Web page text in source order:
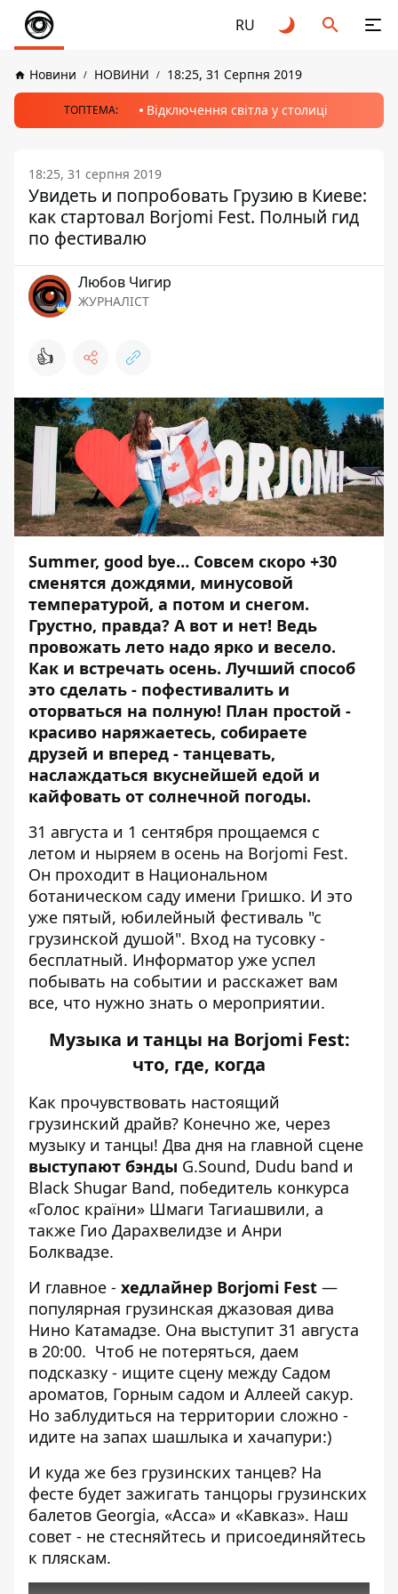
RU
Новини НОВИНИ 18:25, 31 Серпня 2019
ТОПТЕМА: Відключення світла у столиці
18:25, 31 серпня 2019
Увидеть и попробовать Грузию в Киеве:
как стартовал Borjomi Fest. Полный гид
по фестивалю
Любов Чигир
ЖУРНАЛІСТ
👍
Summer, good bye… Совсем скоро +30
сменятся дождями, минусовой
температурой, а потом и снегом.
Грустно, правда? А вот и нет! Ведь
провожать лето надо ярко и весело.
Как и встречать осень. Лучший способ
это сделать - пофестивалить и
оторваться на полную! План простой -
красиво наряжаетесь, собираете
друзей и вперед - танцевать,
наслаждаться вкуснейшей едой и
кайфовать от солнечной погоды.
31 августа и 1 сентября прощаемся с
летом и ныряем в осень на Borjomi Fest.
Он проходит в Национальном
ботаническом саду имени Гришко. И это
уже пятый, юбилейный фестиваль "с
грузинской душой". Вход на тусовку -
бесплатный. Информатор уже успел
побывать на событии и расскажет вам
все, что нужно знать о мероприятии.
Музыка и танцы на Borjomi Fest:
что, где, когда
Как прочувствовать настоящий
грузинский драйв? Конечно же, через
музыку и танцы! Два дня на главной сцене
выступают бэнды G.Sound, Dudu band и
Black Shugar Band, победитель конкурса
«Голос країни» Шмаги Тагиашвили, а
также Гио Дарахвелидзе и Анри
Болквадзе.
И главное - хедлайнер Borjomi Fest —
популярная грузинская джазовая дива
Нино Катамадзе. Она выступит 31 августа
в 20:00. Чтоб не потеряться, даем
подсказку - ищите сцену между Садом
ароматов, Горным садом и Аллеей сакур.
Но заблудиться на территории сложно -
идите на запах шашлыка и хачапури:)
И куда же без грузинских танцев? На
фесте будет зажигать танцоры грузинских
балетов Georgia, «Асса» и «Кавказ». Наш
совет - не стесняйтесь и присоединяйтесь
к пляскам.